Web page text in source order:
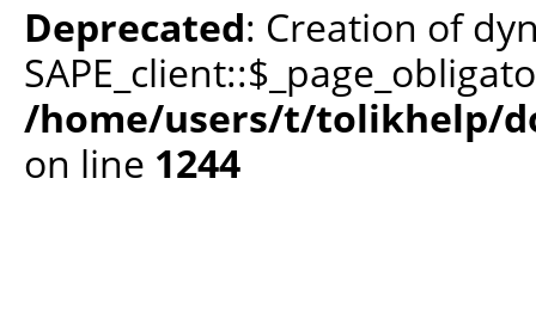
Deprecated: Creation of
/home/users/t/tolikhelp/
on line 1244